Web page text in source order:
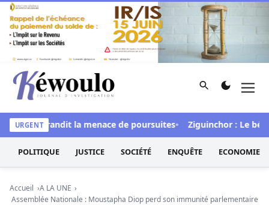
Aller au contenu
Kéwoulo, le premier site d'information et d'investigation
Rechercher
URGENT
» et brandit la menace de poursuites Ziguinchor : Le bétail
POLITIQUE JUSTICE SOCIÉTÉ ENQUÊTE ECONOMIE
Accueil
A LA UNE
Assemblée Nationale : Moustapha Diop perd son immunité parlementaire